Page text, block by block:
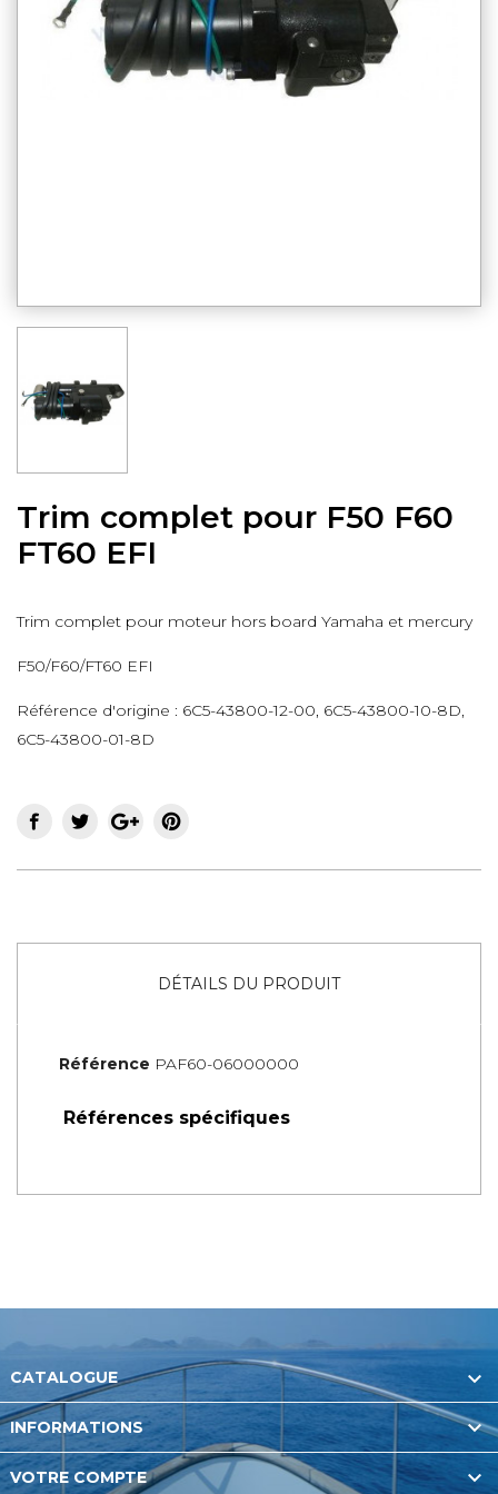
Trim complet pour F50 F60
FT60 EFI
Trim complet pour moteur hors board Yamaha et mercury
F50/F60/FT60 EFI
Référence d'origine : 6C5-43800-12-00, 6C5-43800-10-8D,
6C5-43800-01-8D
DÉTAILS DU PRODUIT
Référence PAF60-06000000
Références spécifiques
CATALOGUE 
INFORMATIONS 
VOTRE COMPTE 